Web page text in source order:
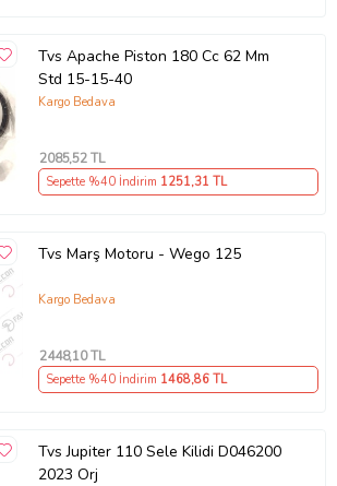
Tvs Apache Piston 180 Cc 62 Mm
Std 15-15-40
Kargo Bedava
2085,52 TL
Sepette %40 İndirim 1251,31 TL
Tvs Marş Motoru - Wego 125
Kargo Bedava
2448,10 TL
Sepette %40 İndirim 1468,86 TL
Tvs Jupiter 110 Sele Kilidi D046200
2023 Orj